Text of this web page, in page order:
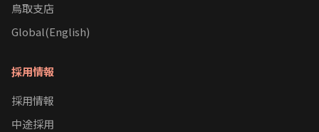
鳥取支店
Global(English)
採用情報
採用情報
中途採用